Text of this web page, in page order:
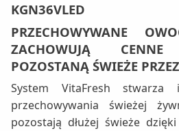
KGN36VLED
PRZECHOWYWANE
ZACHOWUJĄ
POZOSTANĄ ŚWIEŻE
System VitaFresh
przechowywania świeżej
pozostają dłużej świeże